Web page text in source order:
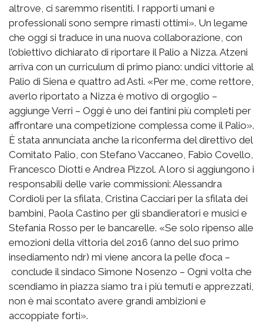
altrove, ci saremmo risentiti. I rapporti umani e
professionali sono sempre rimasti ottimi». Un legame
che oggi si traduce in una nuova collaborazione, con
l’obiettivo dichiarato di riportare il Palio a Nizza. Atzeni
arriva con un curriculum di primo piano: undici vittorie al
Palio di Siena e quattro ad Asti. «Per me, come rettore,
averlo riportato a Nizza è motivo di orgoglio –
aggiunge Verri – Oggi è uno dei fantini più completi per
affrontare una competizione complessa come il Palio».
È stata annunciata anche la riconferma del direttivo del
Comitato Palio, con Stefano Vaccaneo, Fabio Covello,
Francesco Diotti e Andrea Pizzol. A loro si aggiungono i
responsabili delle varie commissioni: Alessandra
Cordioli per la sfilata, Cristina Cacciari per la sfilata dei
bambini, Paola Castino per gli sbandieratori e musici e
Stefania Rosso per le bancarelle. «Se solo ripenso alle
emozioni della vittoria del 2016 (anno del suo primo
insediamento ndr) mi viene ancora la pelle d’oca –
conclude il sindaco Simone Nosenzo – Ogni volta che
scendiamo in piazza siamo tra i più temuti e apprezzati,
non è mai scontato avere grandi ambizioni e
accoppiate forti».